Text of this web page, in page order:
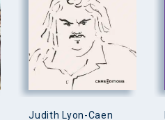
Judith Lyon-Caen